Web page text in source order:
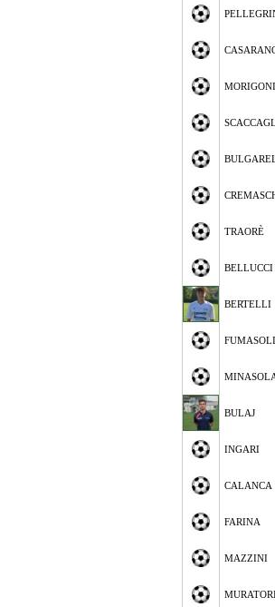
MORIGONI
TRAORÈ
BELLUCCI
BERTELLI
FUMASOLI
BULAJ
INGARI
CALANCA
FARINA
MAZZINI